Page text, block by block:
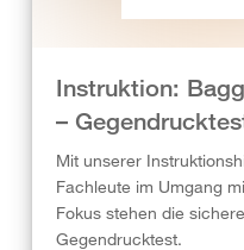
Instruktion:
–
Mit unserer
Fachleute im Umgang
Fokus stehen die
Gegendrucktest.